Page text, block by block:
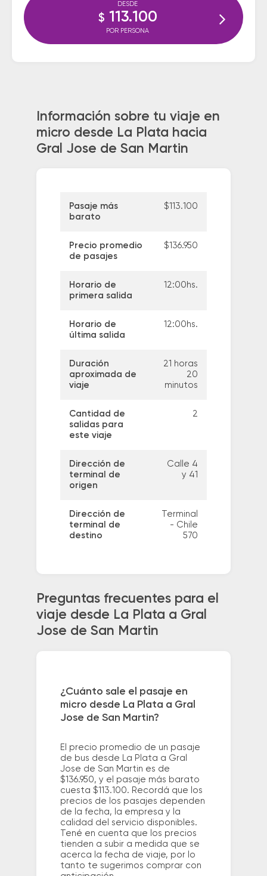
DESDE
$ 113.100
POR PERSONA
Información sobre tu viaje en
micro desde La Plata hacia
Gral Jose de San Martin
Pasaje más
barato
$113.100
Precio promedio
de pasajes
$136.950
Horario de
primera salida
12:00hs.
Horario de
última salida
12:00hs.
Duración
aproximada de
viaje
21 horas
20
minutos
Cantidad de
salidas para
este viaje
2
Dirección de
terminal de
origen
Calle 4
y 41
Dirección de
terminal de
destino
Terminal
- Chile
570
Preguntas frecuentes para el
viaje desde La Plata a Gral
Jose de San Martin
¿Cuánto sale el pasaje en
micro desde La Plata a Gral
Jose de San Martin?
El precio promedio de un pasaje
de bus desde La Plata a Gral
Jose de San Martin es de
$136.950, y el pasaje más barato
cuesta $113.100. Recordá que los
precios de los pasajes dependen
de la fecha, la empresa y la
calidad del servicio disponibles.
Tené en cuenta que los precios
tienden a subir a medida que se
acerca la fecha de viaje, por lo
tanto te sugerimos comprar con